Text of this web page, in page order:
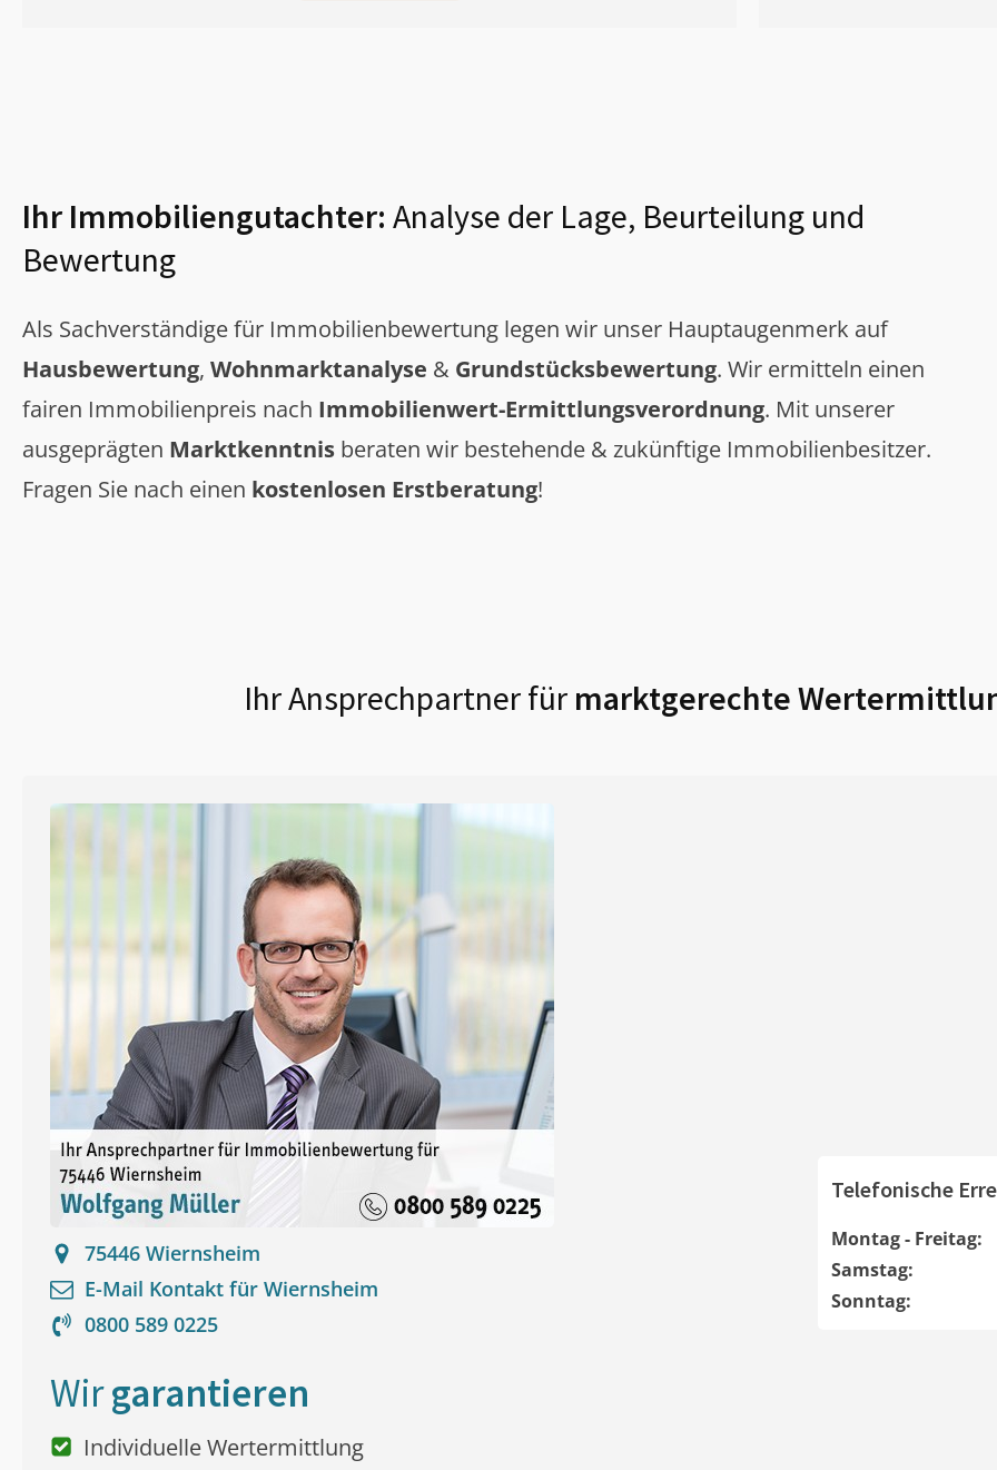
Ihr Immobiliengutachter: Analyse der Lage, Beurteilung und
Bewertung
Als Sachverständige für Immobilienbewertung legen wir unser Hauptaugenmerk auf
Hausbewertung, Wohnmarktanalyse & Grundstücksbewertung. Wir ermitteln einen
fairen Immobilienpreis nach Immobilienwert-Ermittlungsverordnung. Mit unserer
ausgeprägten Marktkenntnis beraten wir bestehende & zukünftige Immobilienbesitzer.
Fragen Sie nach einen kostenlosen Erstberatung!
Ihr Ansprechpartner für marktgerechte
75446 Wiernsheim
E-Mail Kontakt für Wiernsheim
0800 589 0225
Telefonische
Montag - Freitag:
Samstag:
Sonntag:
Wirgarantieren
Individuelle Wertermittlung